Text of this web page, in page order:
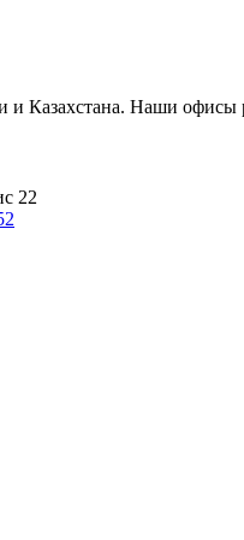
и Казахстана. Наши
22